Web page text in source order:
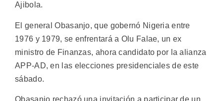
Ajibola.
El general Obasanjo, que gobernó Nigeria entre
1976 y 1979, se enfrentará a Olu Falae, un ex
ministro de Finanzas, ahora candidato por la alianza
APP-AD, en las elecciones presidenciales de este
sábado.